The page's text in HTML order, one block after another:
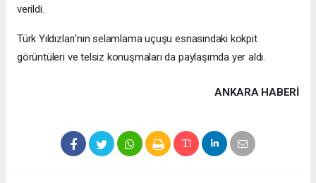
verildi.
Türk Yıldızları'nın selamlama uçuşu esnasındaki kokpit
görüntüleri ve telsiz konuşmaları da paylaşımda yer aldı.
ANKARA HABERİ